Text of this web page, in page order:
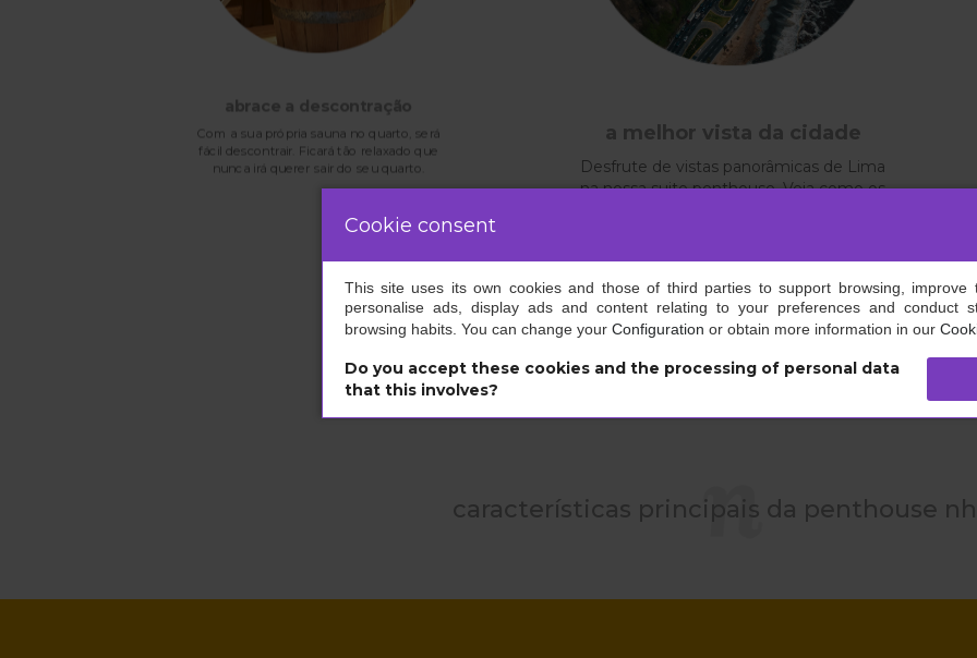
abrace a descontração
Com a sua própria sauna no quarto, será
fácil descontrair. Ficará tão relaxado que
nunca irá querer sair do seu quarto.
a melhor vista da cidade
Desfrute de vistas panorâmicas de Lima
na nossa suite penthouse. Veja como os
características principais da penthouse
Cookie consent
This site uses its own cookies and those of third parties to support browsing, improve
personalise ads, display ads and content relating to your preferences and conduct
browsing habits. You can change your Configuration or obtain more information in our
Do you accept these cookies and the processing of personal data
that this involves?